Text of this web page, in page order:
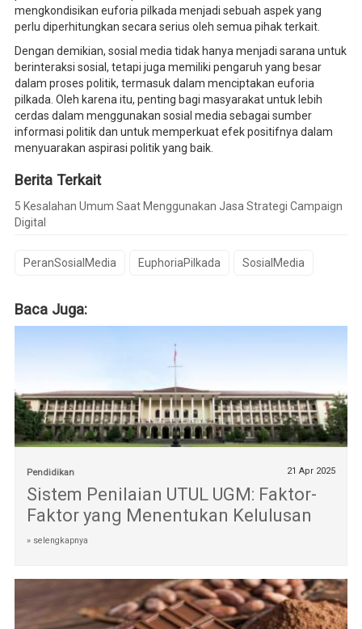
mengkondisikan euforia pilkada menjadi sebuah aspek yang
perlu diperhitungkan secara serius oleh semua pihak terkait.
Dengan demikian, sosial media tidak hanya menjadi sarana untuk
berinteraksi sosial, tetapi juga memiliki pengaruh yang besar
dalam proses politik, termasuk dalam menciptakan euforia
pilkada. Oleh karena itu, penting bagi masyarakat untuk lebih
cerdas dalam menggunakan sosial media sebagai sumber
informasi politik dan untuk memperkuat efek positifnya dalam
menyuarakan aspirasi politik yang baik.
Berita Terkait
5 Kesalahan Umum Saat Menggunakan Jasa Strategi Campaign
Digital
PeranSosialMedia EuphoriaPilkada SosialMedia
Baca Juga:
Pendidikan 21 Apr 2025
Sistem Penilaian UTUL UGM: Faktor-
Faktor yang Menentukan Kelulusan
» selengkapnya